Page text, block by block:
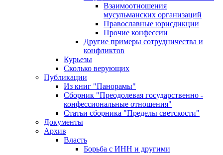
Взаимоотношения
мусульманских организаций
Православные юрисдикции
Прочие конфессии
Другие примеры сотрудничества и
конфликтов
Курьезы
Сколько верующих
Публикации
Из книг "Панорамы"
Сборник "Преодолевая государственно -
конфессиональные отношения"
Статьи сборника "Пределы светскости"
Документы
Архив
Власть
Борьба с ИНН и другими